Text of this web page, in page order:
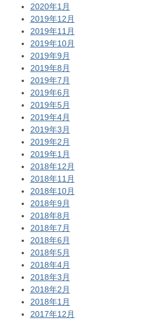
2020年1月
2019年12月
2019年11月
2019年10月
2019年9月
2019年8月
2019年7月
2019年6月
2019年5月
2019年4月
2019年3月
2019年2月
2019年1月
2018年12月
2018年11月
2018年10月
2018年9月
2018年8月
2018年7月
2018年6月
2018年5月
2018年4月
2018年3月
2018年2月
2018年1月
2017年12月